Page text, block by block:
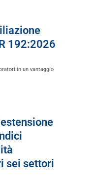
192:2026
in un vantaggio
sei settori